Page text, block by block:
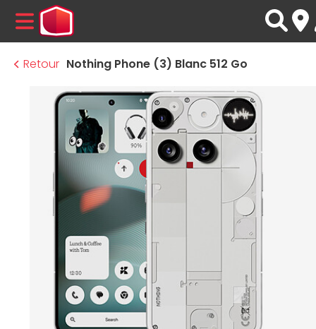
MENU
Retour Nothing Phone (3) Blanc 512 Go